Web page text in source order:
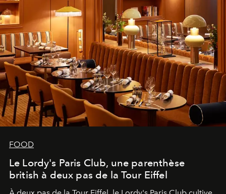
FOOD
Le Lordy's Paris Club, une parenthèse
british à deux pas de la Tour Eiffel